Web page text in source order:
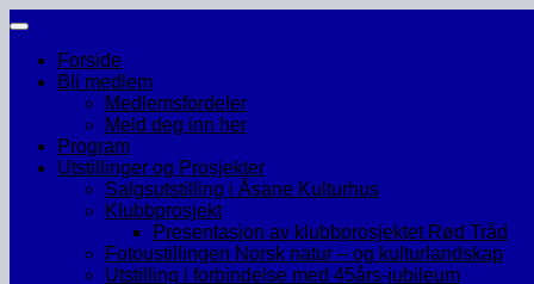
Skip
contentForside
Bli medlem
Medlemsfordeler
Meld deg inn her
Program
Utstillinger og Prosjekter
Salgsutstilling i Åsane Kulturhus
Klubbprosjekt
Presentasjon av klubbprosjektet Rød Tråd
Fotoustillingen Norsk natur – og kulturlandskap
Utstilling i forbindelse med 45års-jubileum